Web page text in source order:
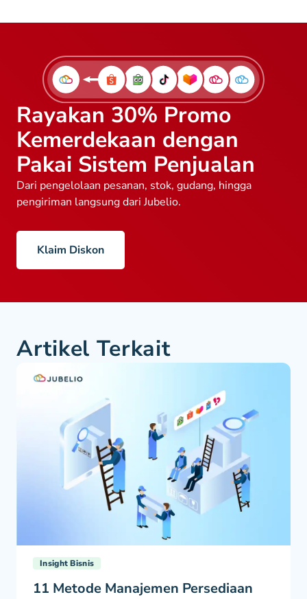
Rayakan 30% Promo
Kemerdekaan dengan
Pakai Sistem Penjualan
Dari pengelolaan pesanan, stok, gudang, hingga
pengiriman langsung dari Jubelio.
Klaim Diskon
Artikel Terkait
Insight Bisnis
11 Metode Manajemen Persediaan